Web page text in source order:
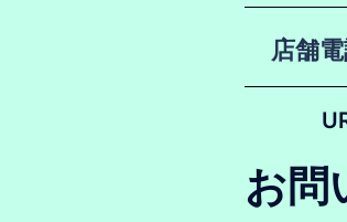
店舗
お問